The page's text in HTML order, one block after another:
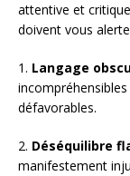
attentive et
doivent vous
1. Langage
défavorables.
2. Déséquilibre
manifestement